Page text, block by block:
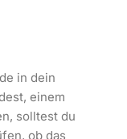
in dein
einem
solltest du
ob das